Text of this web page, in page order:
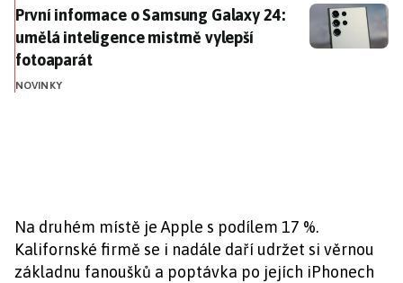
První informace o Samsung Galaxy 24: umělá
První informace o Samsung Galaxy 24:
umělá inteligence mistrně vylepší
fotoaparát
NOVINKY
Na druhém místě je Apple s podílem 17 %.
Kalifornské firmě se i nadále daří udržet si věrnou
základnu fanoušků a poptávka po jejích iPhonech